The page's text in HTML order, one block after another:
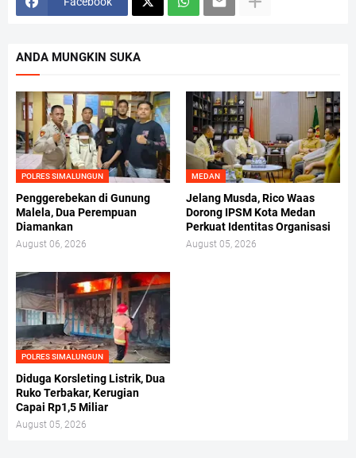
ANDA MUNGKIN SUKA
POLRES SIMALUNGUN
Penggerebekan di Gunung
Malela, Dua Perempuan
Diamankan
August 06, 2026
MEDAN
Jelang Musda, Rico Waas
Dorong IPSM Kota Medan
Perkuat Identitas Organisasi
August 05, 2026
POLRES SIMALUNGUN
Diduga Korsleting Listrik, Dua
Ruko Terbakar, Kerugian
Capai Rp1,5 Miliar
August 05, 2026